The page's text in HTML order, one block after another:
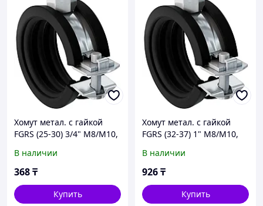
Хомут метал. с гайкой
FGRS (25-30) 3/4" М8/М10,
В наличии
368₸
Купить
Хомут метал. с гайкой
FGRS (32-37) 1" М8/М10,
В наличии
926₸
Купить